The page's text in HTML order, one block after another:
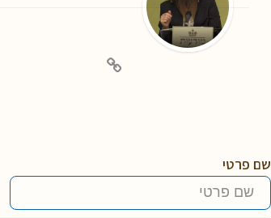
שם פרטי